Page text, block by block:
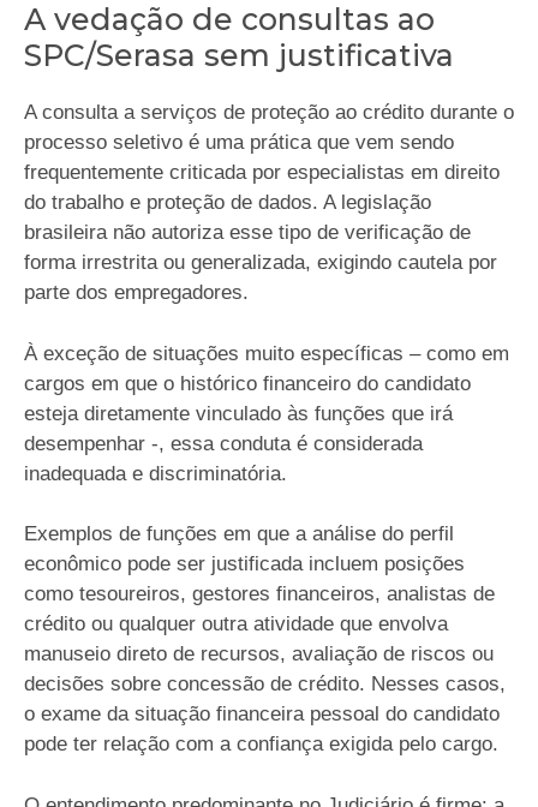
A vedação de consultas ao
SPC/Serasa sem justificativa
A consulta a serviços de proteção ao crédito durante o
processo seletivo é uma prática que vem sendo
frequentemente criticada por especialistas em direito
do trabalho e proteção de dados. A legislação
brasileira não autoriza esse tipo de verificação de
forma irrestrita ou generalizada, exigindo cautela por
parte dos empregadores.
À exceção de situações muito específicas – como em
cargos em que o histórico financeiro do candidato
esteja diretamente vinculado às funções que irá
desempenhar -, essa conduta é considerada
inadequada e discriminatória.
Exemplos de funções em que a análise do perfil
econômico pode ser justificada incluem posições
como tesoureiros, gestores financeiros, analistas de
crédito ou qualquer outra atividade que envolva
manuseio direto de recursos, avaliação de riscos ou
decisões sobre concessão de crédito. Nesses casos,
o exame da situação financeira pessoal do candidato
pode ter relação com a confiança exigida pelo cargo.